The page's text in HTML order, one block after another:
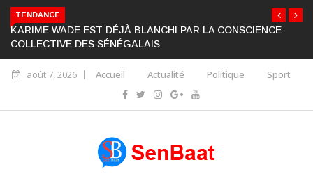
TENDANCE
KARIME WADE EST DÉJÀ BLANCHI PAR LA CONSCIENCE
COLLECTIVE DES SÉNÉGALAIS
août 7, 2026 Accueil Actualité Politique Sport